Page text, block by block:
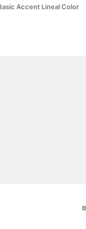
Accent Lineal Color